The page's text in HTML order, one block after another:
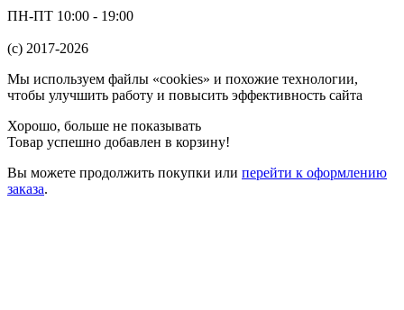
ПН-ПТ 10:00 - 19:00
(c) 2017-2026
Мы используем файлы «cookies» и похожие технологии,
чтобы улучшить работу и повысить эффективность сайта
Хорошо, больше не показывать
Товар успешно добавлен в корзину!
Вы можете продолжить покупки или перейти к оформлению
заказа.